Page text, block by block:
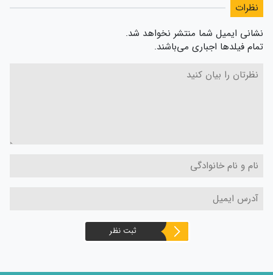
نظرات
نشانی ایمیل شما منتشر نخواهد شد.
تمام فیلدها اجباری می‌باشند.
ثبت نظر